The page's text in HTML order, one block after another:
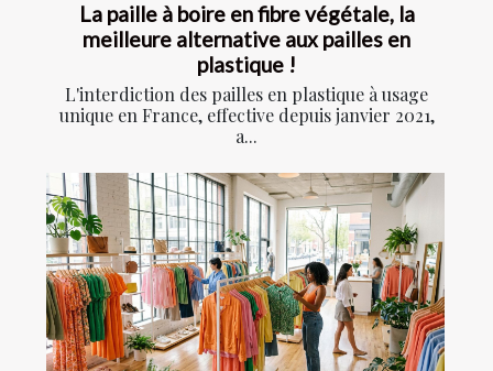
La paille à boire en fibre végétale, la
meilleure alternative aux pailles en
plastique !
L'interdiction des pailles en plastique à usage
unique en France, effective depuis janvier 2021,
a...